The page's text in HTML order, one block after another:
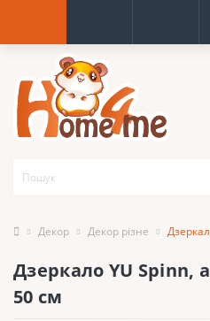
Декор Декор різне
Дзеркало YU Spinn,
50 см